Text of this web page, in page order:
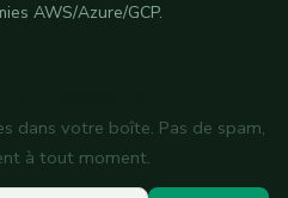
AWS/Azure/GCP.
dans votre boîte. Pas de spam,
à tout moment.